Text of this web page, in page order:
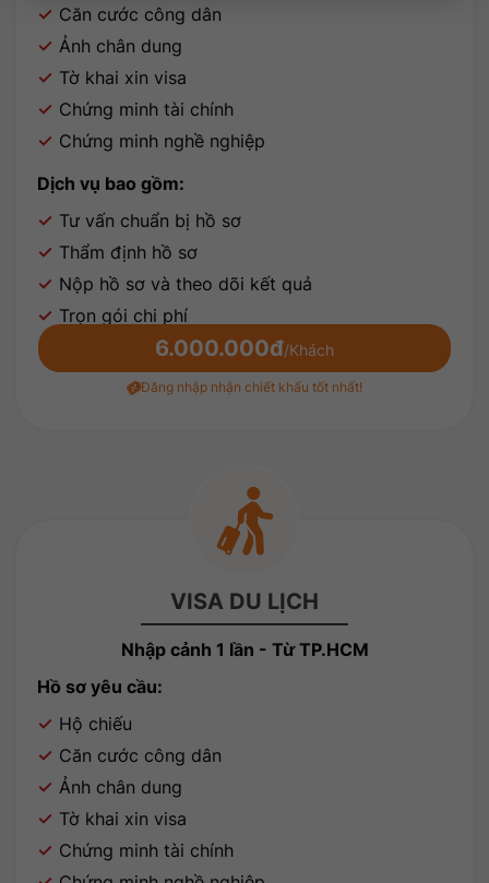
Căn cước công dân
Ảnh chân dung
Tờ khai xin visa
Chứng minh tài chính
Chứng minh nghề nghiệp
Dịch vụ bao gồm:
Tư vấn chuẩn bị hồ sơ
Thẩm định hồ sơ
Nộp hồ sơ và theo dõi kết quả
Trọn gói chi phí
6.000.000đ/Khách
Đăng nhập nhận chiết khấu tốt nhất!
VISA DU LỊCH
Nhập cảnh 1 lần - Từ TP.HCM
Hồ sơ yêu cầu:
Hộ chiếu
Căn cước công dân
Ảnh chân dung
Tờ khai xin visa
Chứng minh tài chính